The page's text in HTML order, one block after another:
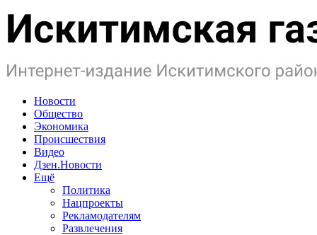
Новости
Общество
Экономика
Происшествия
Видео
Дзен.Новости
Ещё
Политика
Нацпроекты
Рекламодателям
Развлечения